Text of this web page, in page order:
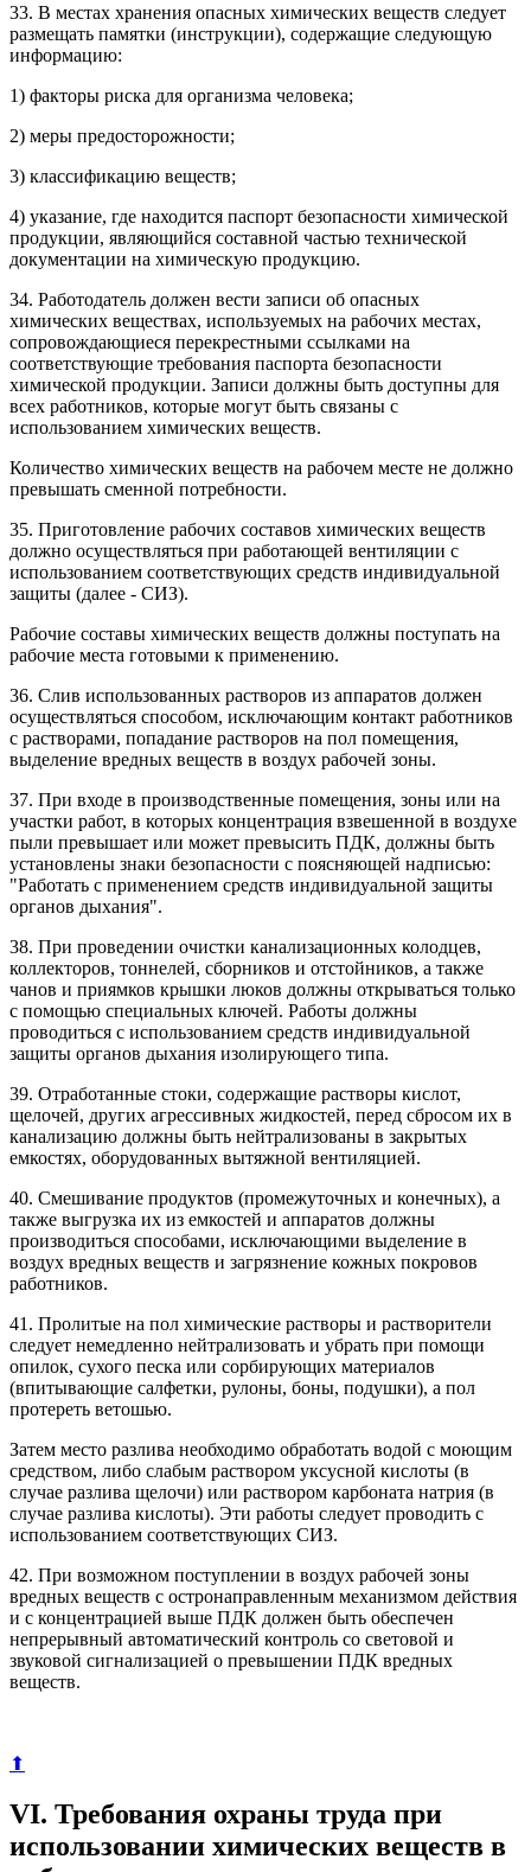
33. В местах хранения опасных химических веществ следует
размещать памятки (инструкции), содержащие следующую
информацию:
1) факторы риска для организма человека;
2) меры предосторожности;
3) классификацию веществ;
4) указание, где находится паспорт безопасности химической
продукции, являющийся составной частью технической
документации на химическую продукцию.
34. Работодатель должен вести записи об опасных
химических веществах, используемых на рабочих местах,
сопровождающиеся перекрестными ссылками на
соответствующие требования паспорта безопасности
химической продукции. Записи должны быть доступны для
всех работников, которые могут быть связаны с
использованием химических веществ.
Количество химических веществ на рабочем месте не должно
превышать сменной потребности.
35. Приготовление рабочих составов химических веществ
должно осуществляться при работающей вентиляции с
использованием соответствующих средств индивидуальной
защиты (далее - СИЗ).
Рабочие составы химических веществ должны поступать на
рабочие места готовыми к применению.
36. Слив использованных растворов из аппаратов должен
осуществляться способом, исключающим контакт работников
с растворами, попадание растворов на пол помещения,
выделение вредных веществ в воздух рабочей зоны.
37. При входе в производственные помещения, зоны или на
участки работ, в которых концентрация взвешенной в воздухе
пыли превышает или может превысить ПДК, должны быть
установлены знаки безопасности с поясняющей надписью:
"Работать с применением средств индивидуальной защиты
органов дыхания".
38. При проведении очистки канализационных колодцев,
коллекторов, тоннелей, сборников и отстойников, а также
чанов и приямков крышки люков должны открываться только
с помощью специальных ключей. Работы должны
проводиться с использованием средств индивидуальной
защиты органов дыхания изолирующего типа.
39. Отработанные стоки, содержащие растворы кислот,
щелочей, других агрессивных жидкостей, перед сбросом их в
канализацию должны быть нейтрализованы в закрытых
емкостях, оборудованных вытяжной вентиляцией.
40. Смешивание продуктов (промежуточных и конечных), а
также выгрузка их из емкостей и аппаратов должны
производиться способами, исключающими выделение в
воздух вредных веществ и загрязнение кожных покровов
работников.
41. Пролитые на пол химические растворы и растворители
следует немедленно нейтрализовать и убрать при помощи
опилок, сухого песка или сорбирующих материалов
(впитывающие салфетки, рулоны, боны, подушки), а пол
протереть ветошью.
Затем место разлива необходимо обработать водой с моющим
средством, либо слабым раствором уксусной кислоты (в
случае разлива щелочи) или раствором карбоната натрия (в
случае разлива кислоты). Эти работы следует проводить с
использованием соответствующих СИЗ.
42. При возможном поступлении в воздух рабочей зоны
вредных веществ с остронаправленным механизмом действия
и с концентрацией выше ПДК должен быть обеспечен
непрерывный автоматический контроль со световой и
звуковой сигнализацией о превышении ПДК вредных
веществ.
⬆
VI. Требования охраны труда при
использовании химических веществ в